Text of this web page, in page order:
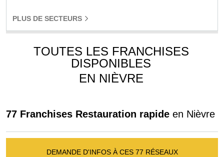
PLUS DE SECTEURS
TOUTES LES FRANCHISES
DISPONIBLES
EN NIÈVRE
77 Franchises Restauration rapide en Nièvre
DEMANDE D'INFOS À CES 77 RÉSEAUX